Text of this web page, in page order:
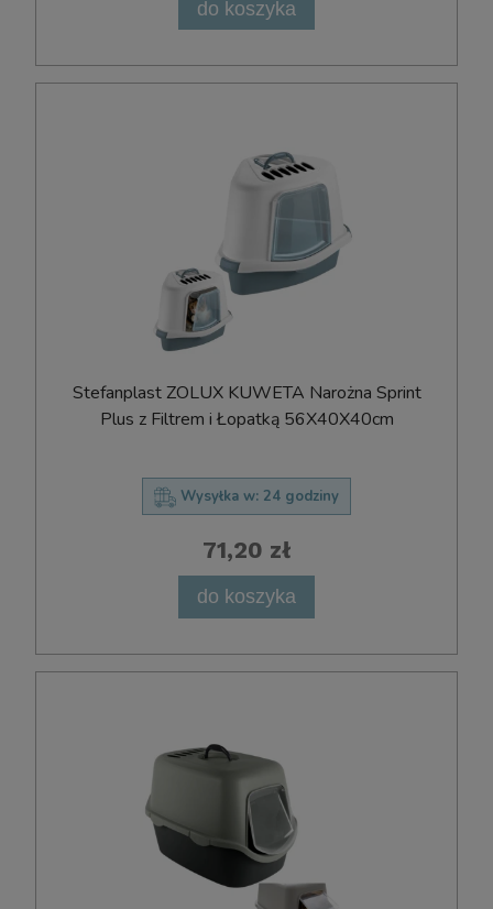
do koszyka
Stefanplast ZOLUX KUWETA Narożna Sprint
Plus z Filtrem i Łopatką 56X40X40cm
Wysyłka w: 24 godziny
71,20 zł
do koszyka